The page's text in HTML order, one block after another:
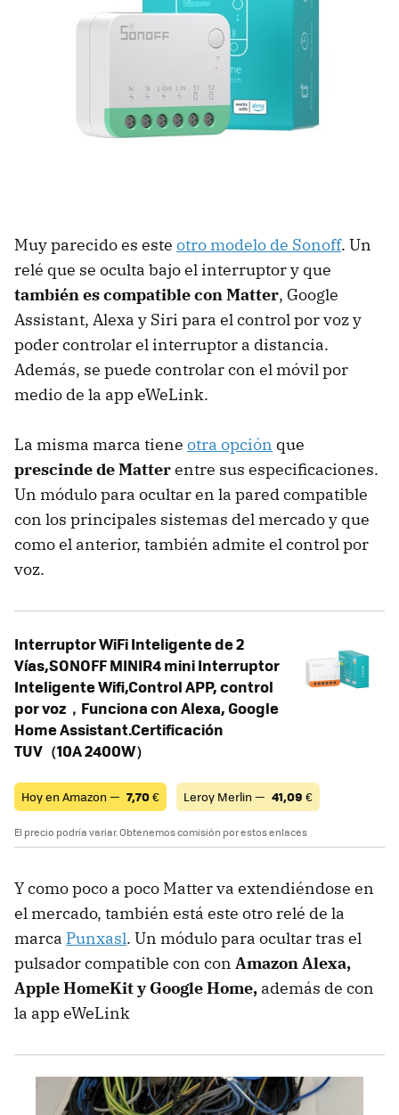
Muy parecido es este otro modelo de Sonoff. Un
relé que se oculta bajo el interruptor y que
también es compatible con Matter, Google
Assistant, Alexa y Siri para el control por voz y
poder controlar el interruptor a distancia.
Además, se puede controlar con el móvil por
medio de la app eWeLink.
La misma marca tiene otra opción que
prescinde de Matterentre sus especificaciones.
Un módulo para ocultar en la pared compatible
con los principales sistemas del mercado y que
como el anterior, también admite el control por
voz.
Interruptor WiFi Inteligente de 2
Vías,SONOFF MINIR4 mini Interruptor
Inteligente Wifi,Control APP, control
por voz，Funciona con Alexa, Google
Home Assistant.Certificación
TUV（10A 2400W）
Hoy en Amazon — 7,70€ Leroy Merlin — 41,09 €
El precio podría variar. Obtenemos comisión por estos enlaces
Y como poco a poco Matter va extendiéndose en
el mercado, también está este otro relé de la
marca Punxasl. Un módulo para ocultar tras el
pulsador compatible con con Amazon Alexa,
Apple HomeKit y Google Home, además de con
la app eWeLink